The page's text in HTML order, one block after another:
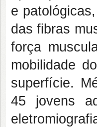
e
das fibras
força
mobilidade
superfície.
45 jovens